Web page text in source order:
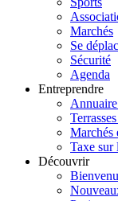
Marchés
Se
Sécurité
Agenda
Entreprendre
Marchés
Taxe sur
Découvrir